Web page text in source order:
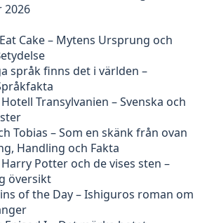
2026
Cake – Mytens Ursprung och
språk finns det i världen –
Transylvanien – Svenska och
Tobias – Som en skänk från ovan
Handling och Fakta
Potter och de vises sten –
översikt
of the Day – Ishiguros roman om